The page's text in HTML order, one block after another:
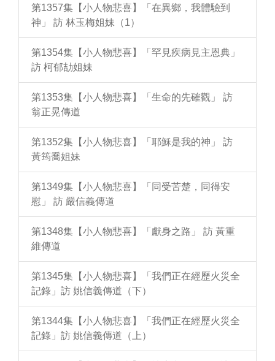
第1357集【小人物悲喜】「在異鄉，我體驗到
神」 訪 林玉梅姐妹（1）
第1354集【小人物悲喜】「罕見疾病見主恩典」
訪 柯郁劼姐妹
第1353集【小人物悲喜】「生命的先確觀」 訪
翁正晃傳道
第1352集【小人物悲喜】「耶穌是我的神」 訪
黃筠喬姐妹
第1349集【小人物悲喜】「同受苦楚，同得安
慰」 訪 嚴信義傳道
第1348集【小人物悲喜】「獻身之路」 訪 黃重
維傳道
第1345集【小人物悲喜】「我們正在經歷火災全
記錄」訪 姚信義傳道（下）
第1344集【小人物悲喜】「我們正在經歷火災全
記錄」訪 姚信義傳道（上）